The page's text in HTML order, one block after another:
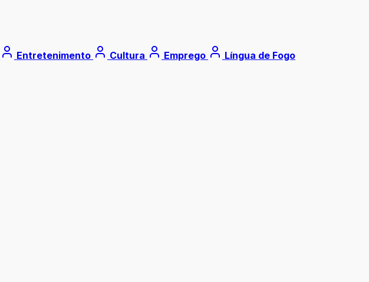
Entretenimento Cultura Emprego Língua de Fogo